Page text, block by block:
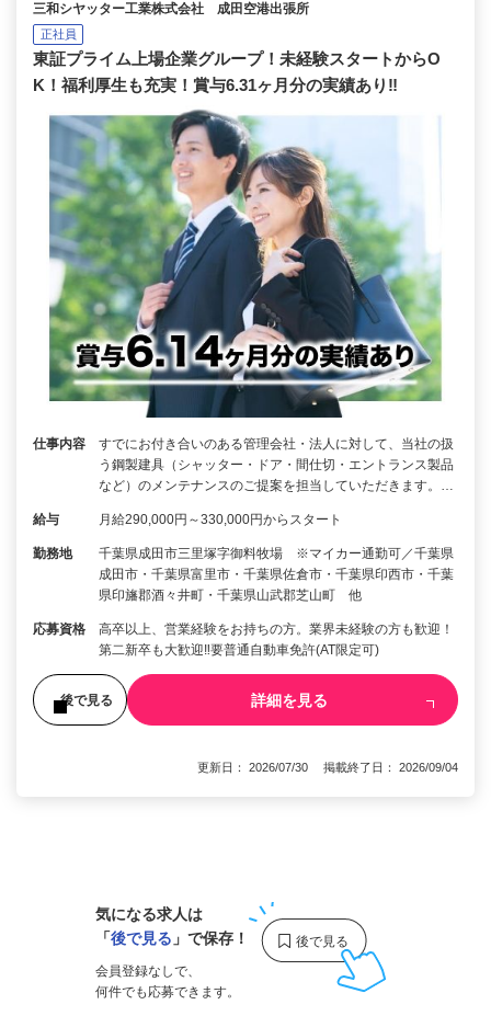
三和シヤッター工業株式会社 成田空港出張所
正社員
東証プライム上場企業グループ！未経験スタートからO
K！福利厚生も充実！賞与6.31ヶ月分の実績あり‼
仕事内容
すでにお付き合いのある管理会社・法人に対して、当社の扱
う鋼製建具（シャッター・ドア・間仕切・エントランス製品
など）のメンテナンスのご提案を担当していただきます。…
給与 月給290,000円～330,000円からスタート
勤務地
千葉県成田市三里塚字御料牧場 ※マイカー通勤可／千葉県
成田市・千葉県富里市・千葉県佐倉市・千葉県印西市・千葉
県印旛郡酒々井町・千葉県山武郡芝山町 他
応募資格
高卒以上、営業経験をお持ちの方。業界未経験の方も歓迎！
第二新卒も大歓迎‼要普通自動車免許(AT限定可)
後で見る 詳細を見る
更新日： 2026/07/30 掲載終了日： 2026/09/04
気になる求人は
「後で見る 」で保存！
会員登録なしで、
何件でも応募できます。